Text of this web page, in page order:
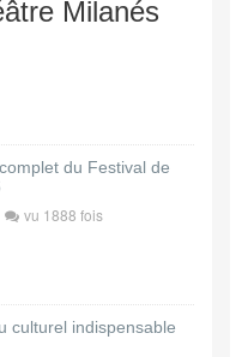
Milanés
du Festival de
vu 1888 fois
culturel indispensable